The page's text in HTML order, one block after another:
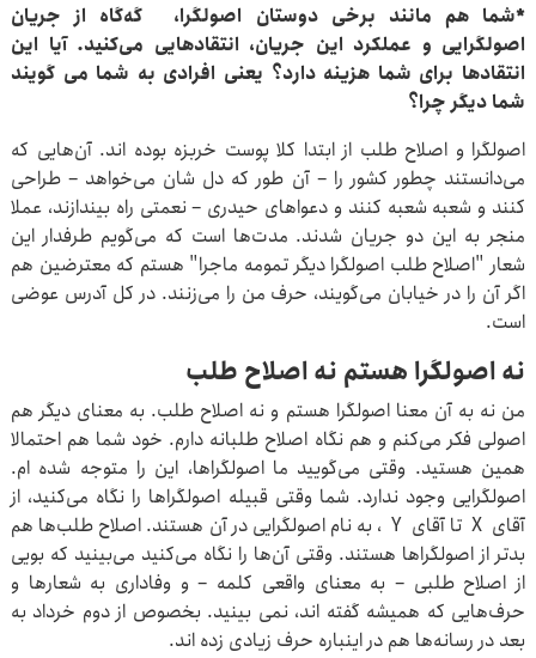
*شما هم مانند برخی دوستان اصولگرا، گه‌گاه از جریان
اصولگرایی و عملکرد این جریان، انتقادهایی می‌کنید. آیا این
انتقادها برای شما هزینه دارد؟ یعنی افرادی به شما می گویند
شما دیگر چرا؟
اصولگرا و اصلاح طلب از ابتدا کلا پوست خربزه بوده اند. آن‌هایی که
می‌دانستند چطور کشور را – آن طور که دل شان می‌خواهد – طراحی
کنند و شعبه شعبه کنند و دعواهای حیدری – نعمتی راه بیندازند، عملا
منجر به این دو جریان شدند. مدت‌ها است که می‌گویم طرفدار این
شعار "اصلاح طلب اصولگرا دیگر تمومه ماجرا" هستم که معترضین هم
اگر آن را در خیابان می‌گویند، حرف من را می‌زنند. در کل آدرس عوضی
است.
نه اصولگرا هستم نه اصلاح طلب
من نه به آن معنا اصولگرا هستم و نه اصلاح طلب. به معنای دیگر هم
اصولی فکر می‌کنم و هم نگاه اصلاح طلبانه دارم. خود شما هم احتمالا
همین هستید. وقتی می‌گویید ما اصولگراها، این را متوجه شده ام.
اصولگرایی وجود ندارد. شما وقتی قبیله اصولگراها را نگاه می‌کنید، از
آقای X تا آقای Y ، به نام اصولگرایی در آن هستند. اصلاح طلب‌ها هم
بدتر از اصولگراها هستند. وقتی آن‌ها را نگاه می‌کنید می‌بینید که بویی
از اصلاح طلبی – به معنای واقعی کلمه – و وفاداری به شعارها و
حرف‌هایی که همیشه گفته اند، نمی بینید. بخصوص از دوم خرداد به
بعد در رسانه‌ها هم در اینباره حرف زیادی زده اند.